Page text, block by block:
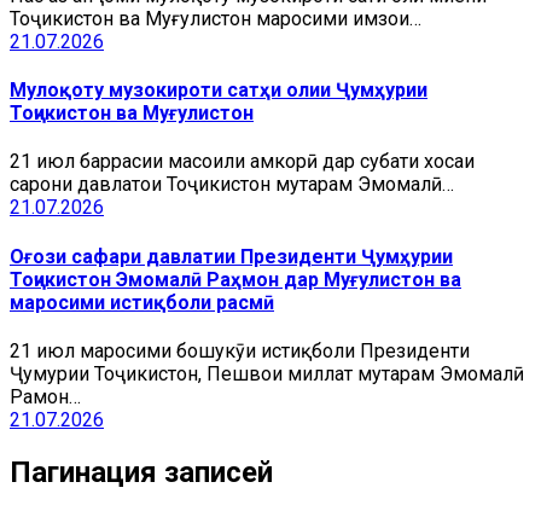
Тоҷикистон ва Муғулистон маросими имзои…
21.07.2026
Мулоқоту музокироти сатҳи олии Ҷумҳурии
Тоҷикистон ва Муғулистон
21 июл баррасии масоили ҳамкорӣ дар суҳбати хосаи
сарони давлатҳои Тоҷикистон муҳтарам Эмомалӣ…
21.07.2026
Оғози сафари давлатии Президенти Ҷумҳурии
Тоҷикистон Эмомалӣ Раҳмон дар Муғулистон ва
маросими истиқболи расмӣ
21 июл маросими бошукӯҳи истиқболи Президенти
Ҷумҳурии Тоҷикистон, Пешвои миллат муҳтарам Эмомалӣ
Раҳмон…
21.07.2026
Пагинация записей